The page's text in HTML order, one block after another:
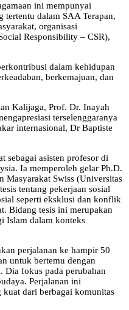
ini mempunyai
tertentu dalam SAA Terapan,
organisasi
Responsibility – CSR),
dalam kehidupan
berkemajuan, dan
Kalijaga, Prof. Dr. Inayah
terselenggaranya
internasional, Dr Baptiste
sebagai asisten profesor di
Ia memperoleh gelar Ph.D.
Masyarakat Swiss (Universitas
tentang pekerjaan sosial
seperti eksklusi dan konflik
Bidang tesis ini merupakan
Islam dalam konteks
perjalanan ke hampir 50
untuk bertemu dengan
Dia fokus pada perubahan
Perjalanan ini
kuat dari berbagai komunitas